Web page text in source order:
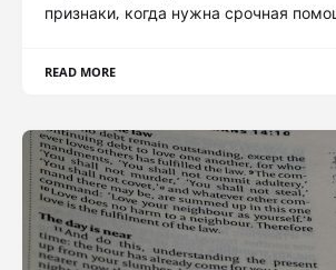
признаки, когда нужна срочная
READ MORE